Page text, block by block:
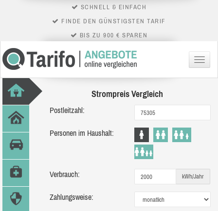
SCHNELL & EINFACH
FINDE DEN GÜNSTIGSTEN TARIF
BIS ZU 900 € SPAREN
Menü
Strompreis Vergleich
Postleitzahl:
Personen im Haushalt:
Verbrauch: kWh/Jahr
Zahlungsweise: